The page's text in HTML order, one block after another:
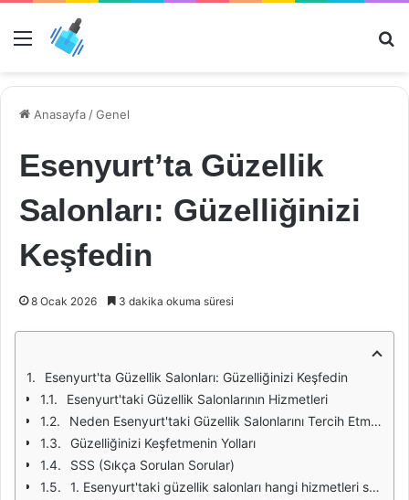
Menü
Anasayfa /Genel
Esenyurt’ta Güzellik
Salonları: Güzelliğinizi
Keşfedin
8 Ocak 2026 3 dakika okuma süresi
Esenyurt'ta Güzellik Salonları: Güzelliğinizi Keşfedin
Esenyurt'taki Güzellik Salonlarının Hizmetleri
Neden Esenyurt'taki Güzellik Salonlarını Tercih Etmelisiniz?
Güzelliğinizi Keşfetmenin Yolları
SSS (Sıkça Sorulan Sorular)
1. Esenyurt'taki güzellik salonları hangi hizmetleri sunmaktadır?